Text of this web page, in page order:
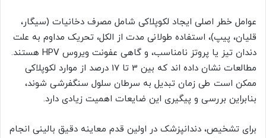
عوامل خطر اصلی ایجاد لکوپلاکی شامل مصرف دخانیات (سیگار،
قلیان، پیپ)، استفاده طولانی مدت از الکل، تحریک مداوم به علت
دندان تیز یا پروتز نامناسب، و گاهی عفونت ویروس HPV هستند.
مطالعات نشان داده اند که بین 3 تا 17 درصد از موارد لکوپلاکی
ممکن است طی زمان تبدیل به سرطان سلول سنگفرشی شوند،
بنابراین بررسی و پیگیری این ضایعات اهمیت زیادی دارد.
برای تشخیص، دندانپزشک در اولین قدم معاینه دقیق بالینی انجام